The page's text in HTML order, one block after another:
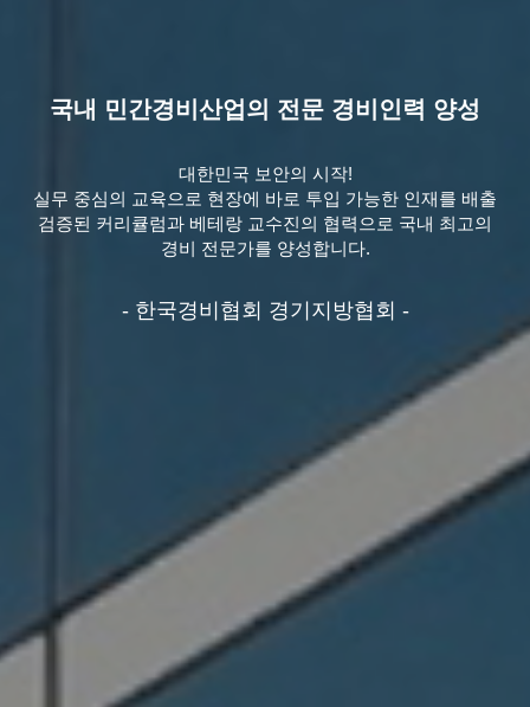
국내 민간경비산업의 전문 경비인력 양성
대한민국 보안의 시작!
실무 중심의 교육으로 현장에 바로 투입 가능한 인재를 배출
검증된 커리큘럼과 베테랑 교수진의 협력으로 국내 최고의
경비 전문가를 양성합니다.